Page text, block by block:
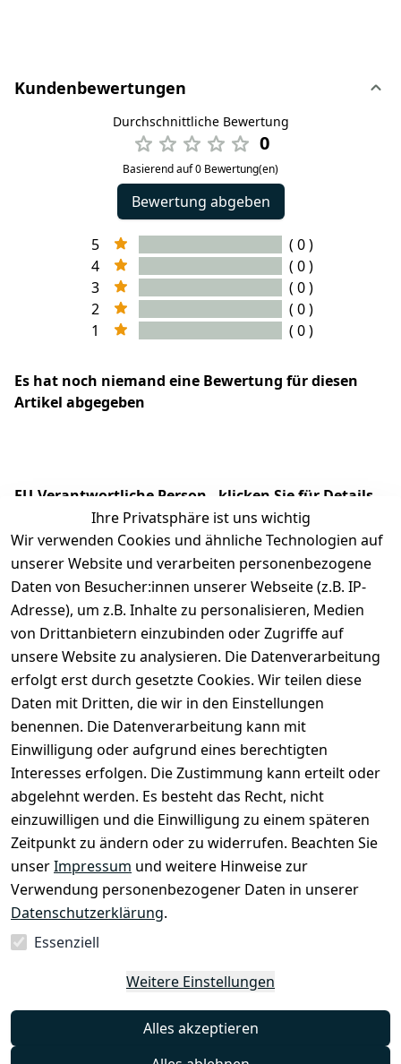
Kundenbewertungen
Durchschnittliche Bewertung
0
Basierend auf 0 Bewertung(en)
Bewertung abgeben
5
( 0 )
4
( 0 )
3
( 0 )
2
( 0 )
1
( 0 )
Es hat noch niemand eine Bewertung für diesen
Artikel abgegeben
EU-Verantwortliche Person - klicken Sie für Details
Ihre Privatsphäre ist uns wichtig
Wir verwenden Cookies und ähnliche Technologien auf
unserer Website und verarbeiten personenbezogene
Daten von Besucher:innen unserer Webseite (z.B. IP-
Adresse), um z.B. Inhalte zu personalisieren, Medien
von Drittanbietern einzubinden oder Zugriffe auf
unsere Website zu analysieren. Die Datenverarbeitung
erfolgt erst durch gesetzte Cookies. Wir teilen diese
Daten mit Dritten, die wir in den Einstellungen
benennen. Die Datenverarbeitung kann mit
Einwilligung oder aufgrund eines berechtigten
Interesses erfolgen. Die Zustimmung kann erteilt oder
abgelehnt werden. Es besteht das Recht, nicht
einzuwilligen und die Einwilligung zu einem späteren
Zeitpunkt zu ändern oder zu widerrufen. Beachten Sie
unserImpressum und weitere Hinweise zur
Verwendung personenbezogener Daten in unserer
Datenschutzerklärung.
Essenziell
Weitere Einstellungen
Alles akzeptieren
Rechtliches
Impressum
Datenschutze
rklärung
Barrierefreihe
itserklärung
Widerrufsrec
ht
Services
Registrieren